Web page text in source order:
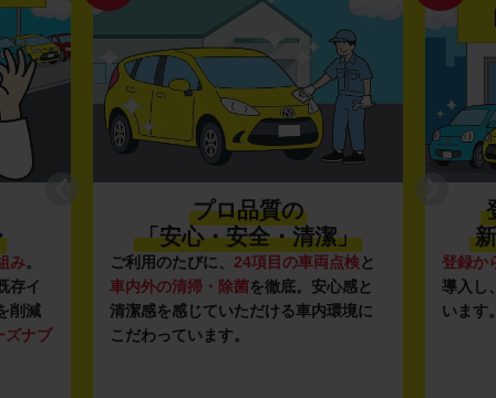
み。
存イ
削減
ズナブ
プロ品質の
「安心・安全・清潔」
ご利用のたびに、 24項目の車両点検と
車内外の清掃・除菌を徹底。安心感と
清潔感を感じていただける車内環境に
こだわっています。
登録か
導入し
います